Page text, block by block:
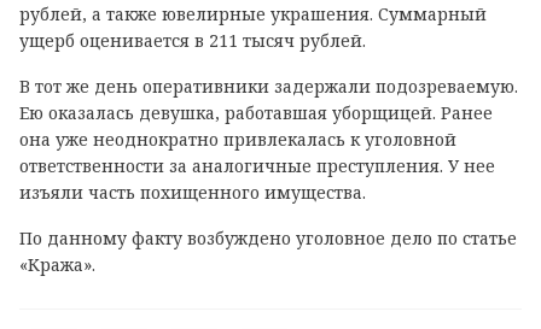
рублей, а также ювелирные украшения. Суммарный
ущерб оценивается в 211 тысяч рублей.
В тот же день оперативники задержали подозреваемую.
Ею оказалась девушка, работавшая уборщицей. Ранее
она уже неоднократно привлекалась к уголовной
ответственности за аналогичные преступления. У нее
изъяли часть похищенного имущества.
По данному факту возбуждено уголовное дело по статье
«Кража».